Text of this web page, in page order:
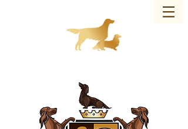
Charmed Bandit of JAG – Hundezucht